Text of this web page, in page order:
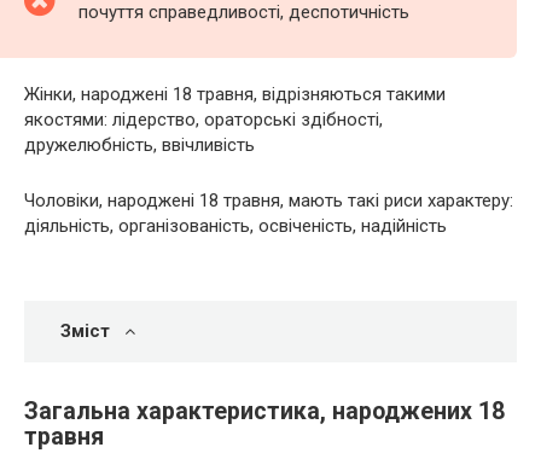
почуття справедливості, деспотичність
Жінки, народжені 18 травня, відрізняються такими
якостями: лідерство, ораторські здібності,
дружелюбність, ввічливість
Чоловіки, народжені 18 травня, мають такі риси характеру:
діяльність, організованість, освіченість, надійність
Зміст
Загальна характеристика, народжених 18
травня